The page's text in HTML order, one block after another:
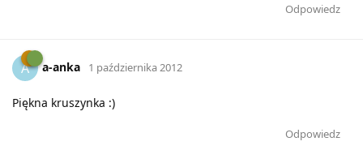
Odpowiedz
A a-anka 1 października 2012
Piękna kruszynka :)
Odpowiedz